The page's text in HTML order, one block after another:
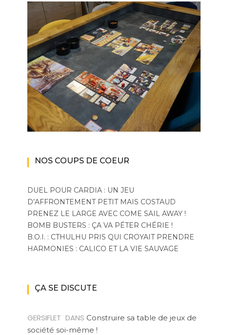
NOS COUPS DE COEUR
DUEL POUR CARDIA : UN JEU
D’AFFRONTEMENT PETIT MAIS COSTAUD
PRENEZ LE LARGE AVEC COME SAIL AWAY !
BOMB BUSTERS : ÇA VA PÉTER CHÉRIE !
B.O.I. : CTHULHU PRIS QUI CROYAIT PRENDRE
HARMONIES : CALICO ET LA VIE SAUVAGE
ÇA SE DISCUTE
GERSIFLET DANS Construire sa table de jeux de
société soi-même !